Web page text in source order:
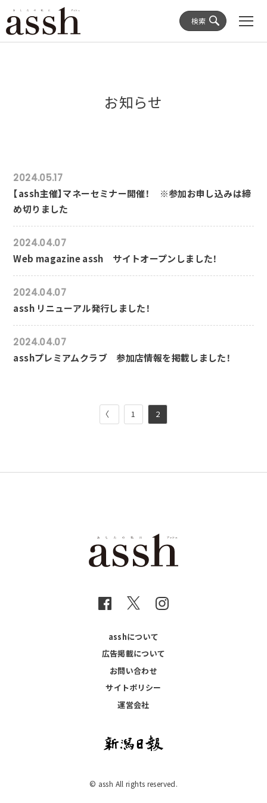
検索
お知らせ
2024.05.17
【assh主催】マネーセミナー開催！ ※参加お申し込みは締
め切りました
2024.04.07
Web magazine assh サイトオープンしました！
2024.04.07
assh リニューアル発行しました！
2024.04.07
asshプレミアムクラブ 参加店情報を掲載しました！
〈 1 2
asshについて
広告掲載について
お問い合わせ
サイトポリシー
運営会社
© assh All rights reserved.